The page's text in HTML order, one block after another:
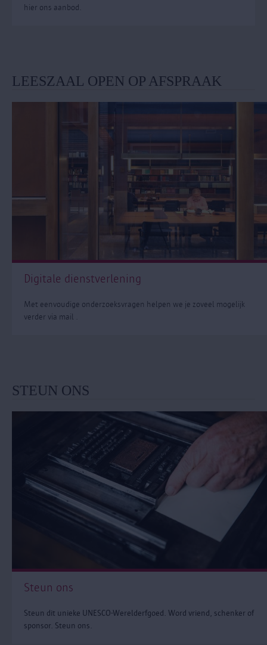
hier ons aanbod.
LEESZAAL OPEN OP AFSPRAAK
Digitale dienstverlening
Met eenvoudige onderzoeksvragen helpen we je zoveel mogelijk
verder via mail .
STEUN ONS
Steun ons
Steun dit unieke UNESCO-Werelderfgoed. Word vriend, schenker of
sponsor. Steun ons.